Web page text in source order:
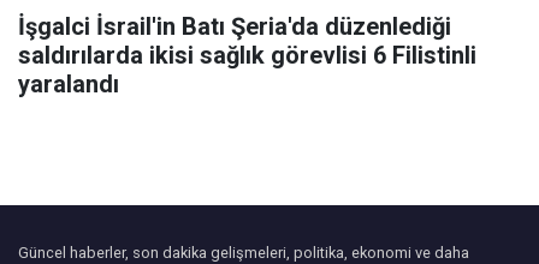
İşgalci İsrail'in Batı Şeria'da düzenlediği
saldırılarda ikisi sağlık görevlisi 6 Filistinli
yaralandı
Güncel haberler, son dakika gelişmeleri, politika, ekonomi ve daha